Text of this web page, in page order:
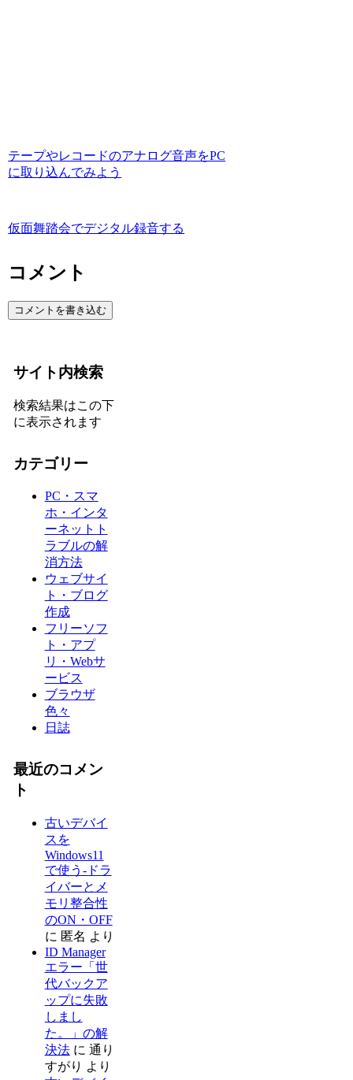
テープやレコードのアナログ音声をPC
に取り込んでみよう
仮面舞踏会でデジタル録音する
コメント
コメントを書き込む
サイト内検索
検索結果はこの下
に表示されます
カテゴリー
PC・スマ
ホ・インタ
ーネットト
ラブルの解
消方法
ウェブサイ
ト・ブログ
作成
フリーソフ
ト・アプ
リ・Webサ
ービス
ブラウザ
色々
日誌
最近のコメン
ト
古いデバイ
スを
Windows11
で使う-ドラ
イバーとメ
モリ整合性
のON・OFF
に 匿名 より
ID Manager
エラー「世
代バックア
ップに失敗
しまし
た。」の解
決法に 通り
すがり より